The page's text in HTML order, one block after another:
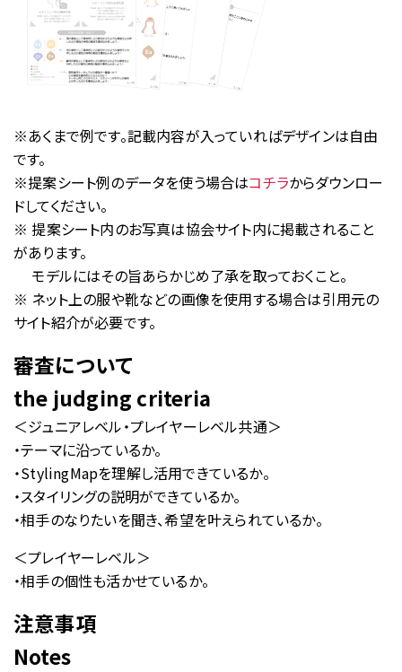
※あくまで例です。記載内容が入っていればデザインは自由
です。
※提案シート例のデータを使う場合はコチラからダウンロー
ドしてください。
※ 提案シート内のお写真は協会サイト内に掲載されること
があります。
モデルにはその旨あらかじめ了承を取っておくこと。
※ ネット上の服や靴などの画像を使用する場合は引用元の
サイト紹介が必要です。
審査について
the judging criteria
＜ジュニアレベル・プレイヤーレベル共通＞
・テーマに沿っているか。
・StylingMapを理解し活用できているか。
・スタイリングの説明ができているか。
・相手のなりたいを聞き、希望を叶えられているか。
＜プレイヤーレベル＞
・相手の個性も活かせているか。
注意事項
Notes